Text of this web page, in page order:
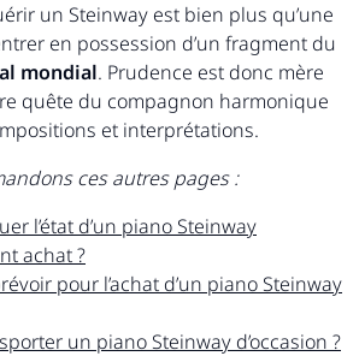
un Steinway est bien plus qu’une
en possession d’un fragment du
mondial. Prudence est donc mère
quête du compagnon harmonique
et interprétations.
ces autres pages :
l’état d’un piano Steinway
achat ?
pour l’achat d’un piano Steinway
un piano Steinway d’occasion ?